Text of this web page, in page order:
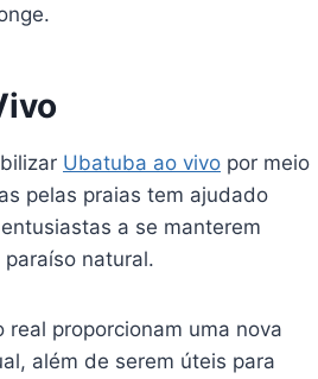
Ubatuba ao vivo por meio
pelas praias tem ajudado
a se manterem
natural.
real proporcionam uma nova
além de serem úteis para